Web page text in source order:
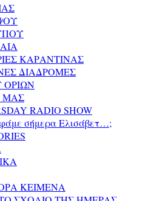
ΚΑΡΑΝΤΙΝΑΣ
ΔΙΑΔΡΟΜΕΣ
ΟΡΙΩΝ
ΜΑΣ
RADIO SHOW
σήμερα Ελισάβετ…;
ΚΕΙΜΕΝΑ